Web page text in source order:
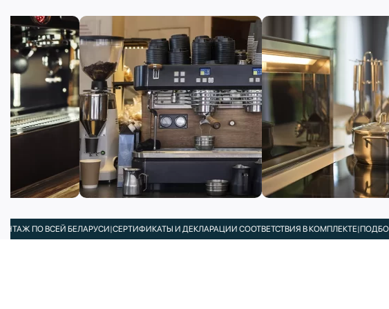
ВСЕЙ БЕЛАРУСИ|СЕРТИФИКАТЫ И ДЕКЛАРАЦИИ СООТВЕТСТВИЯ В КОМПЛЕКТЕ|ПОДБОР